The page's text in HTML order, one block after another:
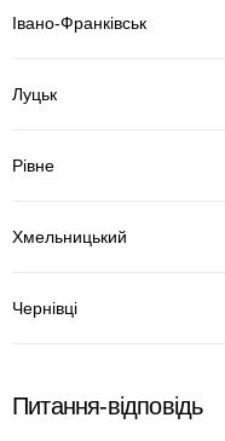
Івано-Франківськ
Луцьк
Рівне
Хмельницький
Чернівці
Питання-відповідь